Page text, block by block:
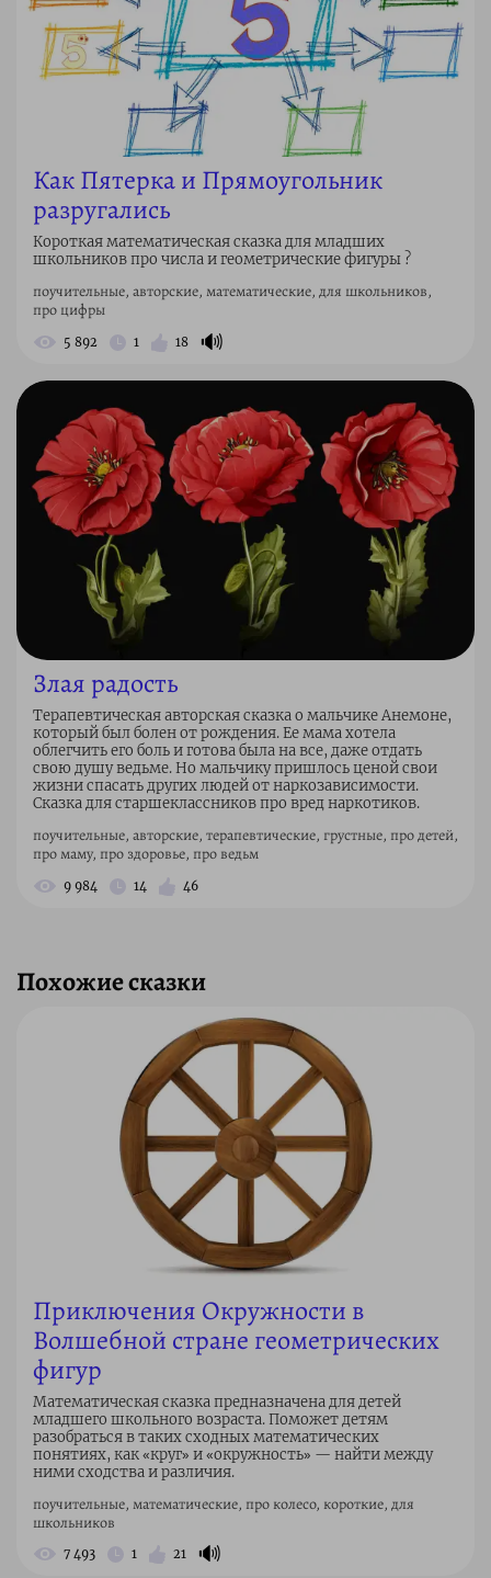
Как Пятерка и Прямоугольник
разругались
Короткая математическая сказка для младших
школьников про числа и геометрические фигуры ?
поучительные, авторские, математические, для школьников,
про цифры
5 892 1 18 🔊
Злая радость
Терапевтическая авторская сказка о мальчике Анемоне,
который был болен от рождения. Ее мама хотела
облегчить его боль и готова была на все, даже отдать
свою душу ведьме. Но мальчику пришлось ценой свои
жизни спасать других людей от наркозависимости.
Сказка для старшеклассников про вред наркотиков.
поучительные, авторские, терапевтические, грустные, про детей,
про маму, про здоровье, про ведьм
9 984 14 46
Похожие сказки
Приключения Окружности в
Волшебной стране геометрических
фигур
Математическая сказка предназначена для детей
младшего школьного возраста. Поможет детям
разобраться в таких сходных математических
понятиях, как «круг» и «окружность» — найти между
ними сходства и различия.
поучительные, математические, про колесо, короткие, для
школьников
7 493 1 21 🔊